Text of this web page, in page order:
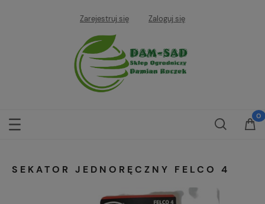
Zarejestruj się Zaloguj się
SEKATOR JEDNORĘCZNY FELCO 4